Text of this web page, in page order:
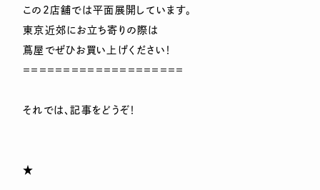
この2店舗では平面展開しています。
東京近郊にお立ち寄りの際は
蔦屋でぜひお買い上げください！
＝＝＝＝＝＝＝＝＝＝＝＝＝＝＝＝＝＝＝＝
それでは、記事をどうぞ！
★